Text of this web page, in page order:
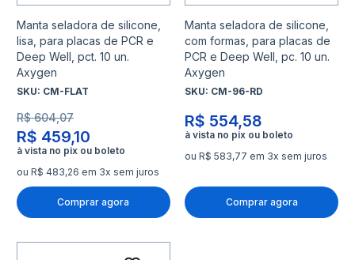
Manta seladora de silicone,
lisa, para placas de PCR e
Deep Well, pct. 10 un.
Axygen
SKU: CM-FLAT
R$ 459,10
R$ 604,07
ou R$ 483,26 em 3x sem juros
Comprar agora
Manta seladora de silicone,
com formas, para placas de
PCR e Deep Well, pc. 10 un.
Axygen
SKU: CM-96-RD
R$ 554,58
ou R$ 583,77 em 3x sem juros
Comprar agora